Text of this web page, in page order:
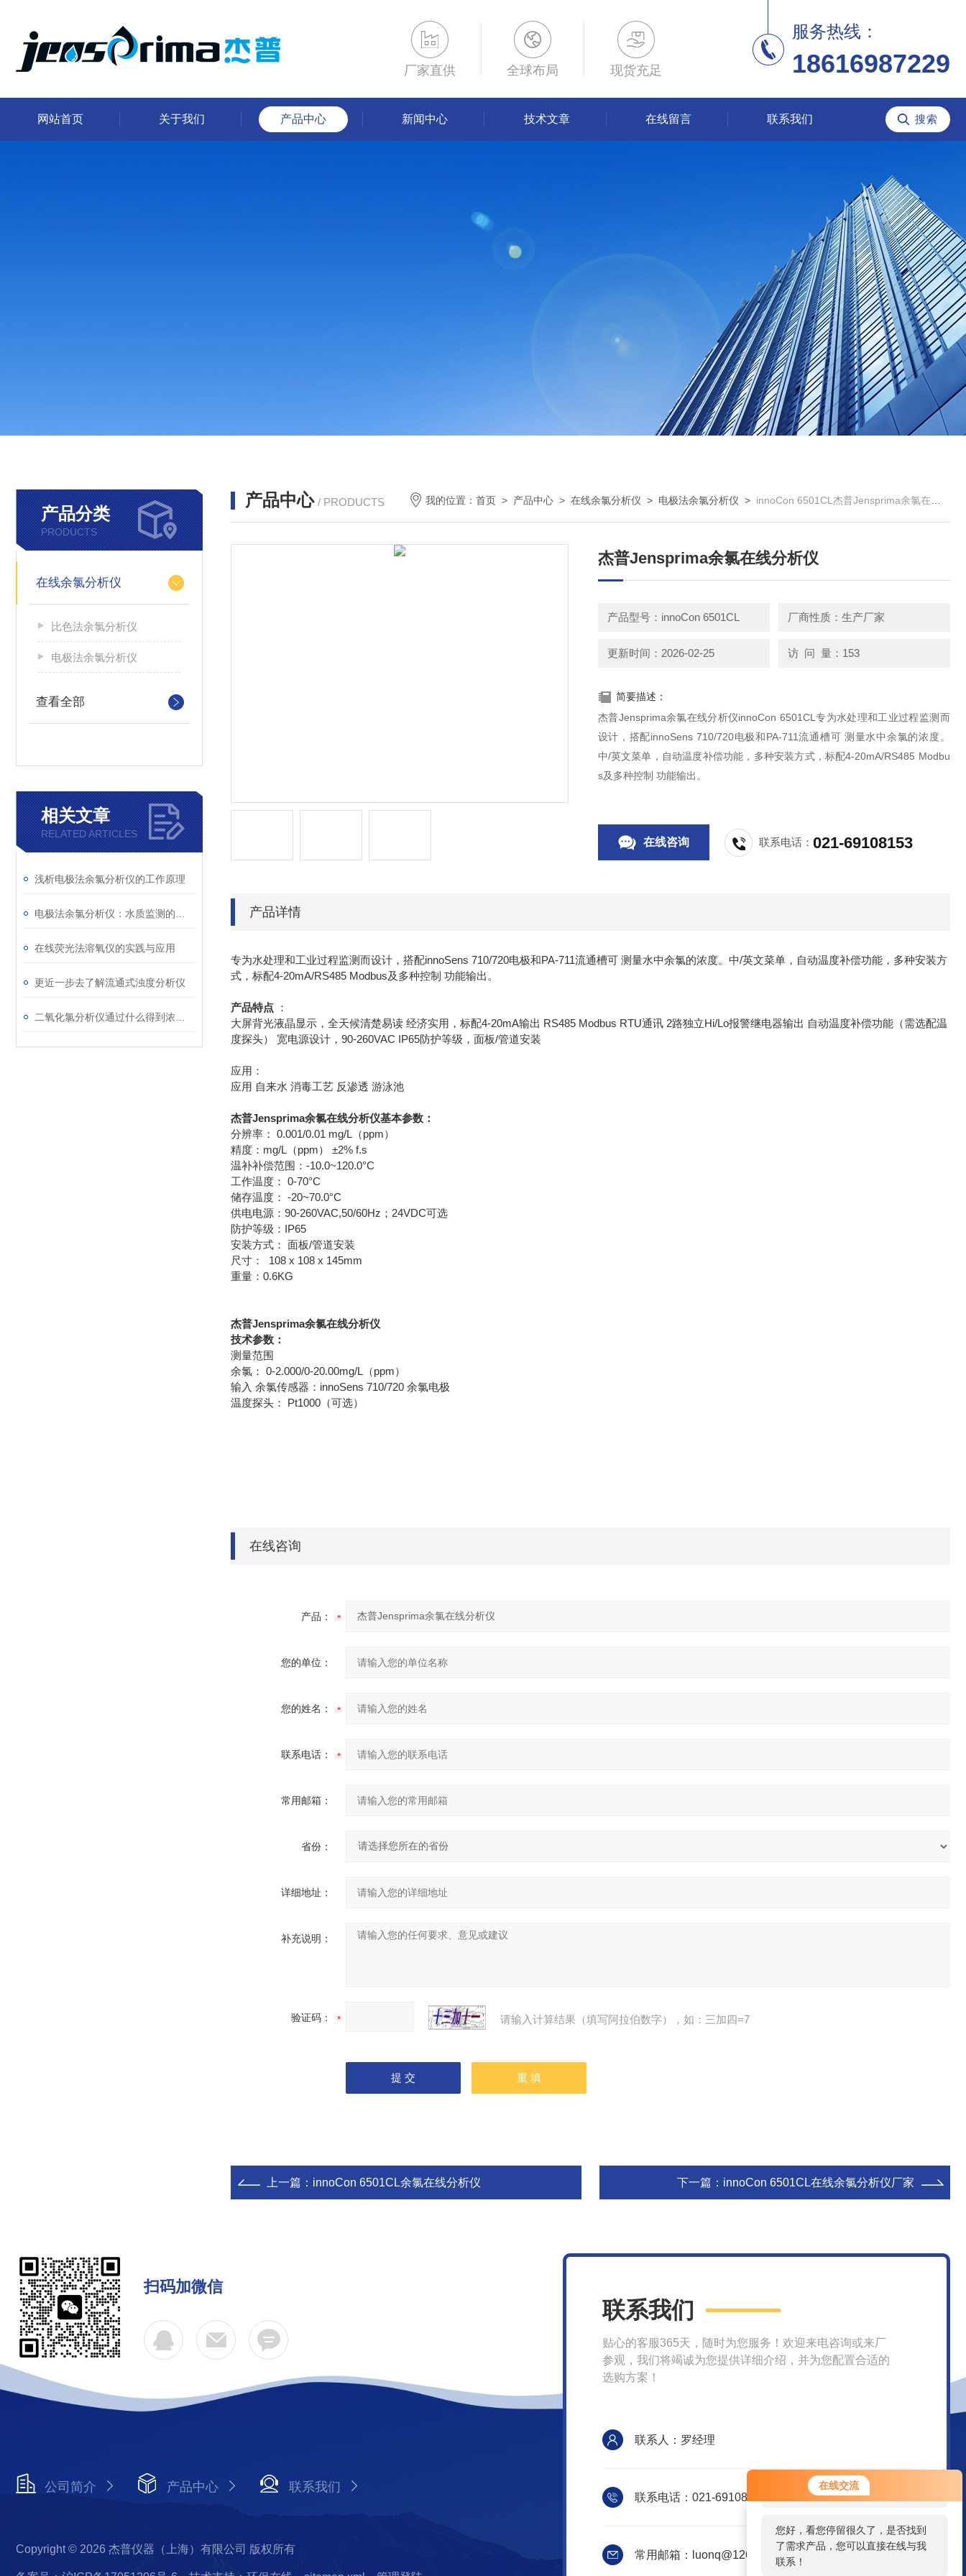
在线交流
您好！欢迎前来咨询，很高兴为您
服务，请问您要咨询什么问题呢？
您好，看您停留很久了，是否找到
了需求产品，您可以直接在线与我
联系！
厂家直供 全球布局 现货充足
服务热线：
18616987229
网站首页 关于我们 产品中心 新闻中心 技术文章 在线留言 联系我们
产品分类
PRODUCTS
在线余氯分析仪
比色法余氯分析仪
电极法余氯分析仪
查看全部
相关文章
RELATED ARTICLES
浅析电极法余氯分析仪的工作原理
在线荧光法溶氧仪的实践与应用
更近一步去了解流通式浊度分析仪
产品中心 / PRODUCTS 我的位置：首页 > 产品中心 >在线余氯分析仪 > 电极法余氯分析仪 > innoCon 6501CL​杰普Jensprima余氯在线分析仪
​杰普Jensprima余氯在线分析仪
产品型号：innoCon 6501CL 厂商性质：生产厂家
更新时间：2026-02-25 访 问 量：153
简要描述：
​杰普Jensprima余氯在线分析仪innoCon 6501CL专为水处理和工业过程监测而
设计，搭配innoSens 710/720电极和PA-711流通槽可 测量水中余氯的浓度。
中/英文菜单，自动温度补偿功能，多种安装方式，标配4-20mA/RS485 Modbu
s及多种控制 功能输出。
在线咨询 联系电话：021-69108153
产品详情
专为水处理和工业过程监测而设计，搭配innoSens 710/720电极和PA-711流通槽可 测量水中余氯的浓度。中/英文菜单，自动温度补偿功能，多种安装方
式，标配4-20mA/RS485 Modbus及多种控制 功能输出。
产品特点 ：
大屏背光液晶显示，全天候清楚易读 经济实用，标配4-20mA输出 RS485 Modbus RTU通讯 2路独立Hi/Lo报警继电器输出 自动温度补偿功能（需选配温
度探头） 宽电源设计，90-260VAC IP65防护等级，面板/管道安装
应用：
应用 自来水 消毒工艺 反渗透 游泳池
杰普Jensprima余氯在线分析仪基本参数：
分辨率： 0.001/0.01 mg/L（ppm）
精度：mg/L（ppm） ±2% f.s
温补补偿范围：-10.0~120.0°C
工作温度： 0-70°C
储存温度： -20~70.0°C
供电电源：90-260VAC,50/60Hz；24VDC可选
防护等级：IP65
安装方式： 面板/管道安装
尺寸： 108 x 108 x 145mm
重量：0.6KG
杰普Jensprima余氯在线分析仪
技术参数：
测量范围
余氯： 0-2.000/0-20.00mg/L（ppm）
输入 余氯传感器：innoSens 710/720 余氯电极
温度探头： Pt1000（可选）
在线咨询
产品：
您的单位：
您的姓名：
联系电话：
常用邮箱：
省份：
详细地址：
补充说明：
验证码： 请输入计算结果（填写阿拉伯数字），如：三加四=7
上一篇： innoCon 6501CL余氯在线分析仪 下一篇： innoCon 6501CL在线余氯分析仪厂家
扫码加微信
公司简介 产品中心 联系我们
Copyright © 2026 杰普仪器（上海）有限公司 版权所有
联系我们
贴心的客服365天，随时为您服务！欢迎来电咨询或来厂
参观，我们将竭诚为您提供详细介绍，并为您配置合适的
选购方案！
联系人：罗经理
联系电话：021-69108153
常用邮箱：luonq@126.com